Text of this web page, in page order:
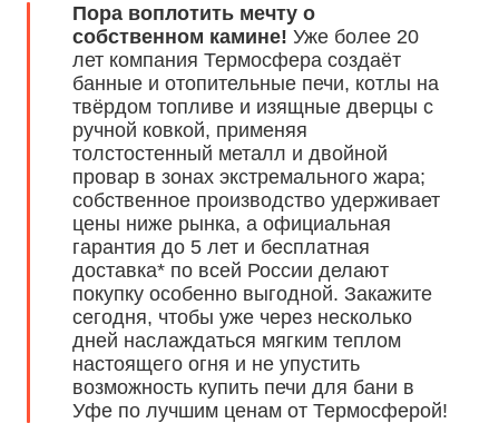
Пора воплотить мечту о
собственном камине! Уже более 20
лет компания Термосфера создаёт
банные и отопительные печи, котлы на
твёрдом топливе и изящные дверцы с
ручной ковкой, применяя
толстостенный металл и двойной
провар в зонах экстремального жара;
собственное производство удерживает
цены ниже рынка, а официальная
гарантия до 5 лет и бесплатная
доставка* по всей России делают
покупку особенно выгодной. Закажите
сегодня, чтобы уже через несколько
дней наслаждаться мягким теплом
настоящего огня и не упустить
возможность купить печи для бани в
Уфе по лучшим ценам от Термосферой!